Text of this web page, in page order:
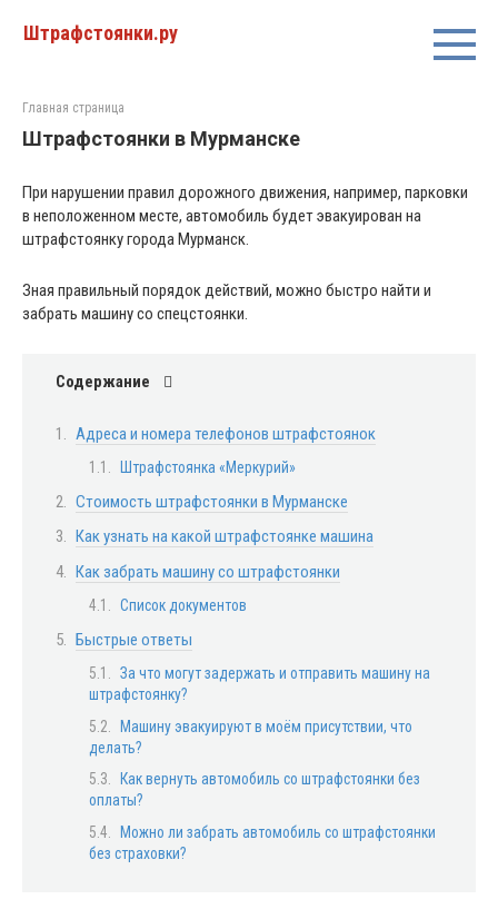
Штрафстоянки.ру
Главная страница
Штрафстоянки в Мурманске
При нарушении правил дорожного движения, например, парковки
в неположенном месте, автомобиль будет эвакуирован на
штрафстоянку города Мурманск.
Зная правильный порядок действий, можно быстро найти и
забрать машину со спецстоянки.
Содержание
Адреса и номера телефонов штрафстоянок
Штрафстоянка «Меркурий»
Стоимость штрафстоянки в Мурманске
Как узнать на какой штрафстоянке машина
Как забрать машину со штрафстоянки
Список документов
Быстрые ответы
За что могут задержать и отправить машину на
штрафстоянку?
Машину эвакуируют в моём присутствии, что
делать?
Как вернуть автомобиль со штрафстоянки без
оплаты?
Можно ли забрать автомобиль со штрафстоянки
без страховки?